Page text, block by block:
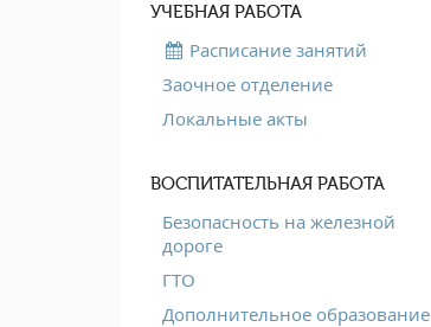
УЧЕБНАЯ РАБОТА
Расписание занятий
Заочное отделение
Локальные акты
ВОСПИТАТЕЛЬНАЯ РАБОТА
Безопасность на железной
дороге
ГТО
Дополнительное образование